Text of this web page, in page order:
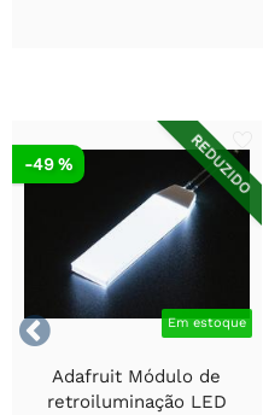

REDUZIDO
Em estoque
-49 %
Adafruit Módulo de
retroiluminação LED